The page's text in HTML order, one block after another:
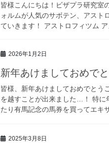
皆様こんにちは！ビザプラ研究室
ォルムが人気のサボテン、アスト
ていきます！ アストロフィツム
2026年1月2日
新年あけましておめで
皆様、新年あけましておめでとう
を越すことが出来ました…！ 特に
たり有馬記念の馬券を買ってエ
2025年3月8日